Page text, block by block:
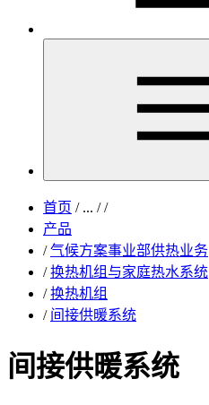
首页 /... / /
产品
/ 气候方案事业部供热业务
/ 换热机组与家庭热水系统
/ 换热机组
/ 间接供暖系统
间接供暖系统